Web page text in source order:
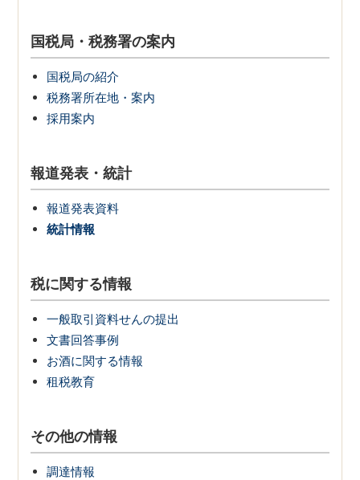
国税局・税務署の案内
国税局の紹介
税務署所在地・案内
採用案内
報道発表・統計
報道発表資料
統計情報
税に関する情報
一般取引資料せんの提出
文書回答事例
お酒に関する情報
租税教育
その他の情報
調達情報